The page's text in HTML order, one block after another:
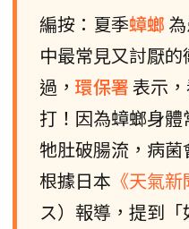
編按：夏季蟑螂
中最常見又討厭
過， 環保署表示
打！因為蟑螂身
牠肚破腸流，病
根據日本 《天氣新
ス）報導，提到